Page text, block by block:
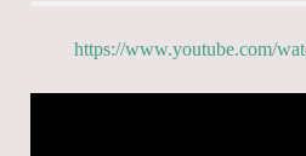
https://www.youtube.com/